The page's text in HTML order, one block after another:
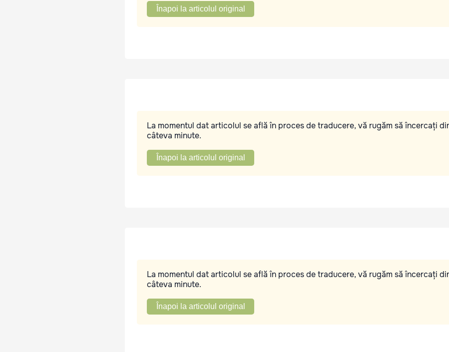
Înapoi la articolul original
La momentul dat articolul se află în proces de traducere, vă rugăm să încercați
câteva minute.
Înapoi la articolul original
La momentul dat articolul se află în proces de traducere, vă rugăm să încercați
câteva minute.
Înapoi la articolul original